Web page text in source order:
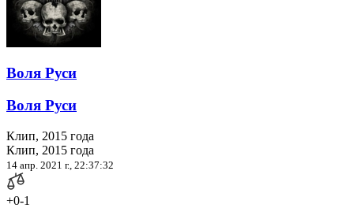
Воля Руси
Воля Руси
Клип, 2015 года
Клип, 2015 года
14 апр. 2021 г., 22:37:32
+0-1